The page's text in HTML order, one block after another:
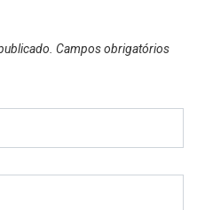
Campos obrigatórios